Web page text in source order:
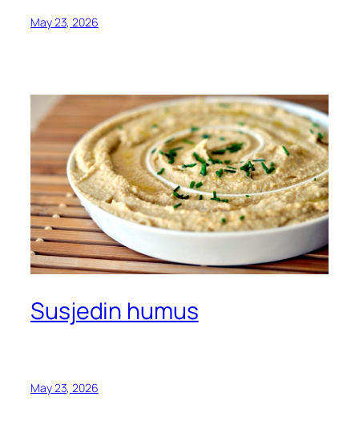
May 23, 2026
Susjedin humus
May 23, 2026